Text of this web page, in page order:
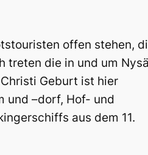
offen stehen,
treten die in und um
Geburt ist hier
und –dorf, Hof- und
aus dem 11.